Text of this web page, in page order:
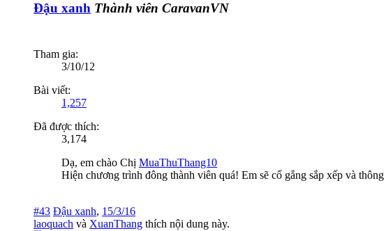
Đậu xanh Thành viên CaravanVN
Tham gia:
3/10/12
Bài viết:
1,257
Đã được thích:
3,174
Dạ, em chào Chị MuaThuThang10
Hiện chương trình đông thành viên quá! Em sẽ cố gắng sắp xếp và
#43 Đậu xanh, 15/3/16
laoquach và XuanThang thích nội dung này.